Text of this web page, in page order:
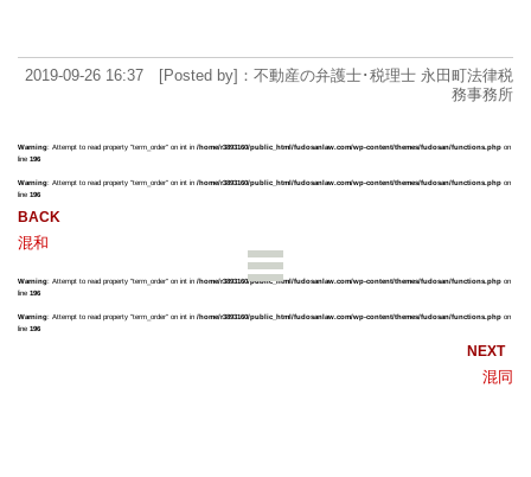
2019-09-26 16:37 [Posted by]：不動産の弁護士･税理士 永田町法律税
務事務所
Warning: Attempt to read property "term_order" on int in /home/r3893160/public_html/fudosanlaw.com/wp-content/themes/fudosan/functions.php on
line 196
Warning: Attempt to read property "term_order" on int in /home/r3893160/public_html/fudosanlaw.com/wp-content/themes/fudosan/functions.php on
line 196
混和
Warning: Attempt to read property "term_order" on int in /home/r3893160/public_html/fudosanlaw.com/wp-content/themes/fudosan/functions.php on
line 196
Warning: Attempt to read property "term_order" on int in /home/r3893160/public_html/fudosanlaw.com/wp-content/themes/fudosan/functions.php on
line 196
混同